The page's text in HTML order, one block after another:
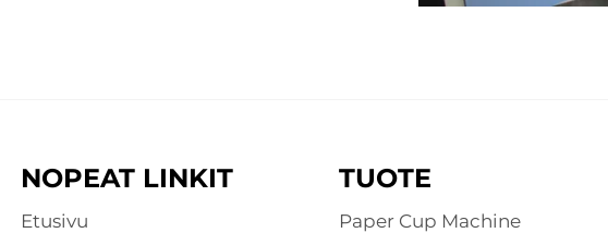
NOPEAT LINKIT
Etusivu
TUOTE
Paper Cup Machine